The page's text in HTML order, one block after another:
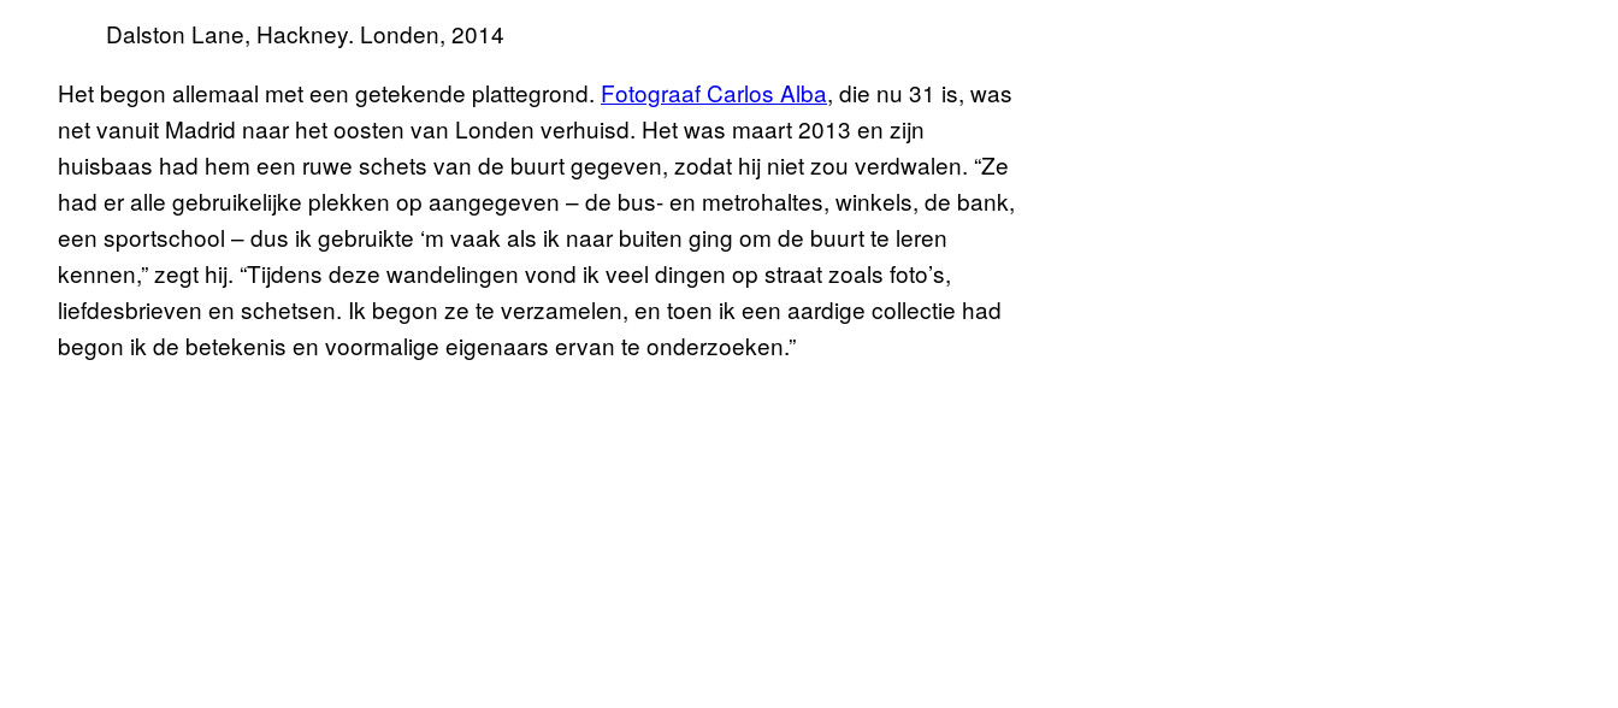
Dalston Lane, Hackney. Londen, 2014
Het begon allemaal met een getekende plattegrond. Fotograaf Carlos Alba, die nu 31 is, was
net vanuit Madrid naar het oosten van Londen verhuisd. Het was maart 2013 en zijn
huisbaas had hem een ruwe schets van de buurt gegeven, zodat hij niet zou verdwalen. “Ze
had er alle gebruikelijke plekken op aangegeven – de bus- en metrohaltes, winkels, de bank,
een sportschool – dus ik gebruikte ‘m vaak als ik naar buiten ging om de buurt te leren
kennen,” zegt hij. “Tijdens deze wandelingen vond ik veel dingen op straat zoals foto’s,
liefdesbrieven en schetsen. Ik begon ze te verzamelen, en toen ik een aardige collectie had
begon ik de betekenis en voormalige eigenaars ervan te onderzoeken.”